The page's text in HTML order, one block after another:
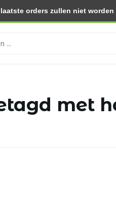
binnen 30 dagen
met
orders zullen niet